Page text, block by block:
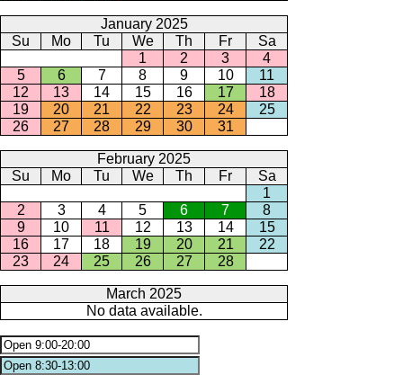
January 2025
Su
Mo Tu We Th Fr
Sa
1
2 3
4
5
6 7 8 9 10
11
12
13 14 15 16 17
18
19
20 21 22 23 24
25
26
27 28 29 30 31
February 2025
Su
Mo Tu We Th Fr
Sa
1
2
3 4 5 6 7
8
9
10 11 12 13 14
15
16
17 18 19 20 21
22
23
24 25 26 27 28
March 2025
No data available.